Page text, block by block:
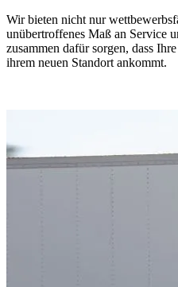
Wir bieten nicht nur
unübertroffenes Maß an Service
zusammen dafür sorgen, dass
ihrem neuen Standort ankommt.